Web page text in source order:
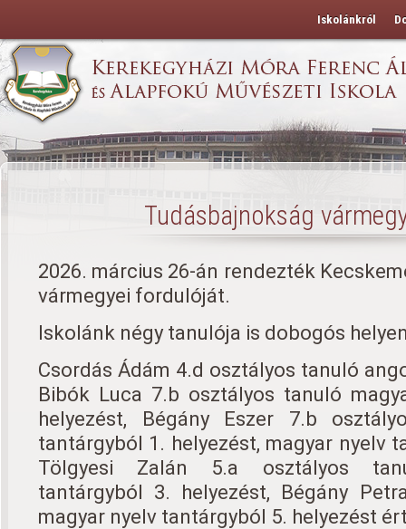
Iskolánkról
Tudásbajnokság
2026. március 26-án rendezték
vármegyei fordulóját.
Iskolánk négy tanulója is dobogós
Csordás Ádám 4.d osztályos tanuló
Bibók Luca 7.b osztályos tanuló
helyezést, Bégány Eszer 7.b
tantárgyból 1. helyezést, magyar nyelv
Tölgyesi Zalán 5.a osztályos
tantárgyból 3. helyezést, Bégány
magyar nyelv tantárgyból 5. helyezést